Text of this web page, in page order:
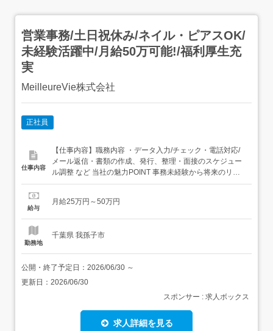
営業事務/土日祝休み/ネイル・ピアスOK/
未経験活躍中/月給50万可能!/福利厚生充
実
MeilleureVie株式会社
正社員
仕事内容
【仕事内容】職務内容 ・データ入力/チェック・電話対応/
メール返信・書類の作成、発行、整理・面接のスケジュー
ル調整 など 当社の魅力POINT 事務未経験から将来のリー
ダー候補へ!L 将来的にどの会社でも通用する事務スキルを
み/賞与・昇給制度 完備/残業ほぼなし 服装・髪型・ネイル
給与
月給25万円～50万円
勤務地
千葉県 我孫子市
公開・終了予定日： 2026/06/30 ～
更新日： 2026/06/30
スポンサー : 求人ボックス
求人詳細を見る